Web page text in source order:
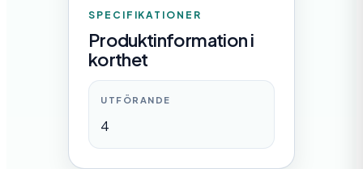
SPECIFIKATIONER
Produktinformation i
korthet
UTFÖRANDE
4